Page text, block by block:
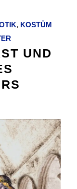
, KOSTÜM
UND